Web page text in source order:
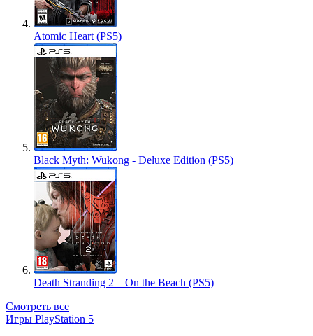
Atomic Heart (PS5)
Black Myth: Wukong - Deluxe Edition (PS5)
Death Stranding 2 – On the Beach (PS5)
Смотреть все
Игры PlayStation 5